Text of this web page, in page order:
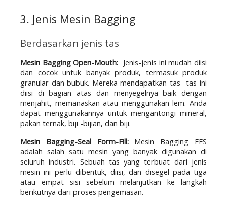
3. Jenis Mesin Bagging
Berdasarkan jenis tas
Mesin Bagging Open-Mouth: Jenis-jenis ini mudah diisi
dan cocok untuk banyak produk, termasuk produk
granular dan bubuk. Mereka mendapatkan tas -tas ini
diisi di bagian atas dan menyegelnya baik dengan
menjahit, memanaskan atau menggunakan lem. Anda
dapat menggunakannya untuk mengantongi mineral,
pakan ternak, biji -bijian, dan biji.
Mesin Bagging-Seal Form-Fill: Mesin Bagging FFS
adalah salah satu mesin yang banyak digunakan di
seluruh industri. Sebuah tas yang terbuat dari jenis
mesin ini perlu dibentuk, diisi, dan disegel pada tiga
atau empat sisi sebelum melanjutkan ke langkah
berikutnya dari proses pengemasan.